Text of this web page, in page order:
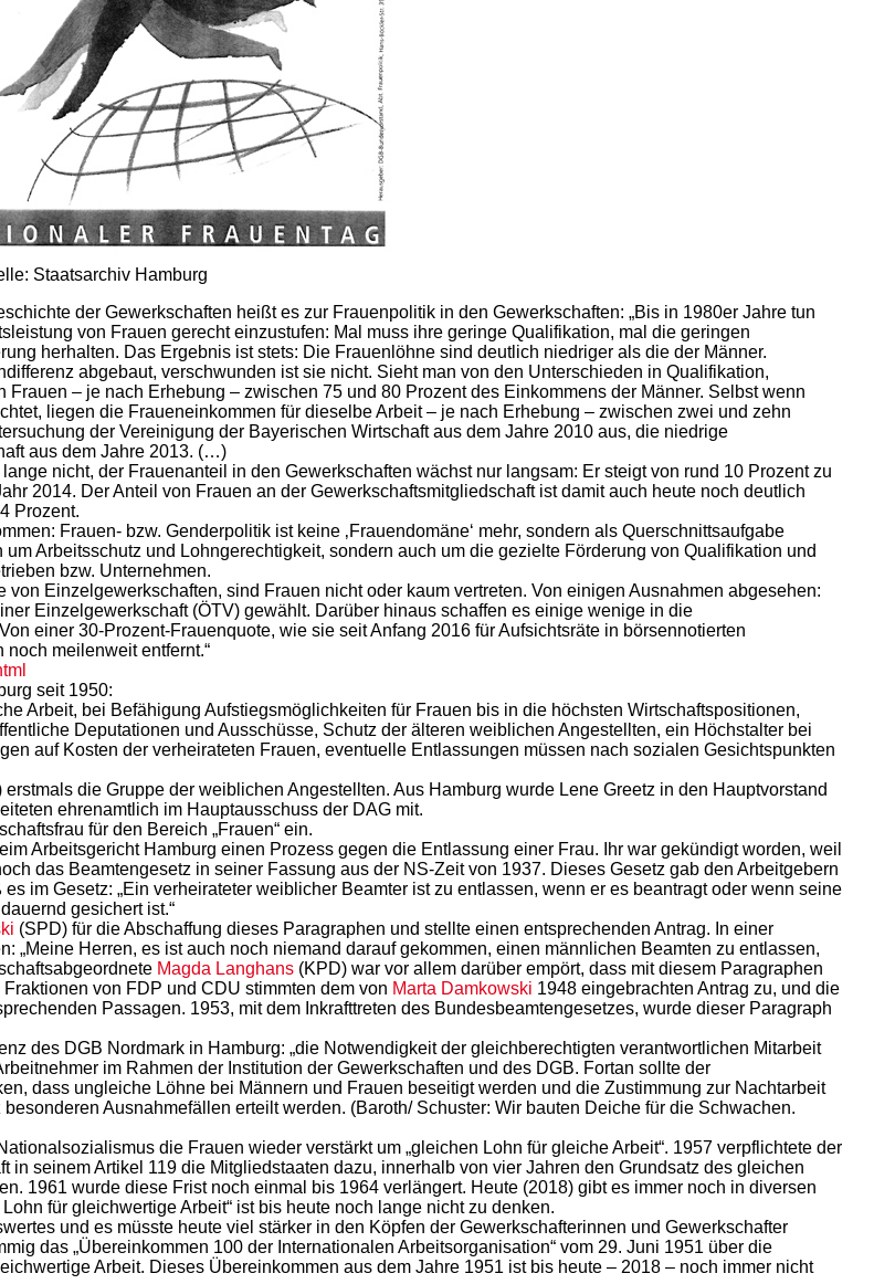
Staatsarchiv Hamburg
der Gewerkschaften heißt es zur Frauenpolitik in den Gewerkschaften: „Bis in 1980er Jahre tun
von Frauen gerecht einzustufen: Mal muss ihre geringe Qualifikation, mal die geringen
herhalten. Das Ergebnis ist stets: Die Frauenlöhne sind deutlich niedriger als die der Männer.
abgebaut, verschwunden ist sie nicht. Sieht man von den Unterschieden in Qualifikation,
– je nach Erhebung – zwischen 75 und 80 Prozent des Einkommens der Männer. Selbst wenn
liegen die Fraueneinkommen für dieselbe Arbeit – je nach Erhebung – zwischen zwei und zehn
der Vereinigung der Bayerischen Wirtschaft aus dem Jahre 2010 aus, die niedrige
aus dem Jahre 2013. (…)
nicht, der Frauenanteil in den Gewerkschaften wächst nur langsam: Er steigt von rund 10 Prozent zu
2014. Der Anteil von Frauen an der Gewerkschaftsmitgliedschaft ist damit auch heute noch deutlich
Prozent.
Frauen- bzw. Genderpolitik ist keine ‚Frauendomäne‘ mehr, sondern als Querschnittsaufgabe
Arbeitsschutz und Lohngerechtigkeit, sondern auch um die gezielte Förderung von Qualifikation und
bzw. Unternehmen.
Einzelgewerkschaften, sind Frauen nicht oder kaum vertreten. Von einigen Ausnahmen abgesehen:
Einzelgewerkschaft (ÖTV) gewählt. Darüber hinaus schaffen es einige wenige in die
einer 30-Prozent-Frauenquote, wie sie seit Anfang 2016 für Aufsichtsräte in börsennotierten
meilenweit entfernt.“
seit 1950:
Arbeit, bei Befähigung Aufstiegsmöglichkeiten für Frauen bis in die höchsten Wirtschaftspositionen,
Deputationen und Ausschüsse, Schutz der älteren weiblichen Angestellten, ein Höchstalter bei
auf Kosten der verheirateten Frauen, eventuelle Entlassungen müssen nach sozialen Gesichtspunkten
die Gruppe der weiblichen Angestellten. Aus Hamburg wurde Lene Greetz in den Hauptvorstand
ehrenamtlich im Hauptausschuss der DAG mit.
für den Bereich „Frauen“ ein.
Arbeitsgericht Hamburg einen Prozess gegen die Entlassung einer Frau. Ihr war gekündigt worden, weil
das Beamtengesetz in seiner Fassung aus der NS-Zeit von 1937. Dieses Gesetz gab den Arbeitgebern
im Gesetz: „Ein verheirateter weiblicher Beamter ist zu entlassen, wenn er es beantragt oder wenn seine
gesichert ist.“
(SPD) für die Abschaffung dieses Paragraphen und stellte einen entsprechenden Antrag. In einer
„Meine Herren, es ist auch noch niemand darauf gekommen, einen männlichen Beamten zu entlassen,
Magda Langhans (KPD) war vor allem darüber empört, dass mit diesem Paragraphen
von FDP und CDU stimmten dem von Marta Damkowski 1948 eingebrachten Antrag zu, und die
Passagen. 1953, mit dem Inkrafttreten des Bundesbeamtengesetzes, wurde dieser Paragraph
des DGB Nordmark in Hamburg: „die Notwendigkeit der gleichberechtigten verantwortlichen Mitarbeit
im Rahmen der Institution der Gewerkschaften und des DGB. Fortan sollte der
dass ungleiche Löhne bei Männern und Frauen beseitigt werden und die Zustimmung zur Nachtarbeit
Ausnahmefällen erteilt werden. (Baroth/ Schuster: Wir bauten Deiche für die Schwachen.
die Frauen wieder verstärkt um „gleichen Lohn für gleiche Arbeit“. 1957 verpflichtete der
seinem Artikel 119 die Mitgliedstaaten dazu, innerhalb von vier Jahren den Grundsatz des gleichen
1961 wurde diese Frist noch einmal bis 1964 verlängert. Heute (2018) gibt es immer noch in diversen
für gleichwertige Arbeit“ ist bis heute noch lange nicht zu denken.
und es müsste heute viel stärker in den Köpfen der Gewerkschafterinnen und Gewerkschafter
das „Übereinkommen 100 der Internationalen Arbeitsorganisation“ vom 29. Juni 1951 über die
Arbeit. Dieses Übereinkommen aus dem Jahre 1951 ist bis heute – 2018 – noch immer nicht